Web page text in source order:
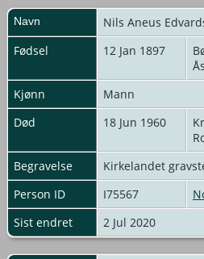
Navn Nils Aneus
Fødsel
12 Jan 1897
Kjønn
Mann
Død
18 Jun 1960
Begravelse
Kirkelandet
Person ID
I75567
Sist endret
2 Jul 2020